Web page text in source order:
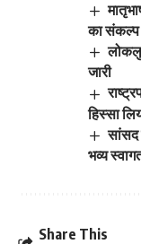
का संकल्प
जारी
हिस्सा
सांसद
भव्य
Share This